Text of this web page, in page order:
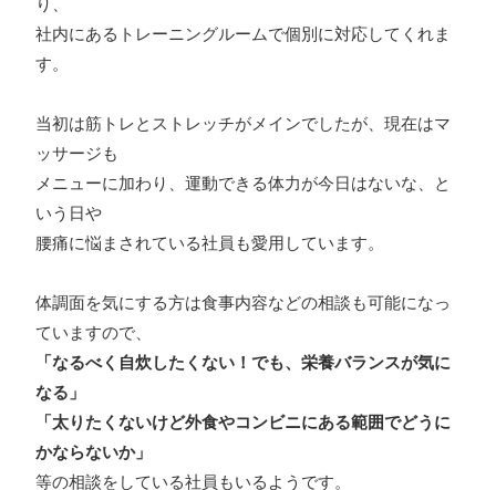
り、
社内にあるトレーニングルームで個別に対応してくれま
す。
当初は筋トレとストレッチがメインでしたが、現在はマ
ッサージも
メニューに加わり、運動できる体力が今日はないな、と
いう日や
腰痛に悩まされている社員も愛用しています。
体調面を気にする方は食事内容などの相談も可能になっ
ていますので、
「なるべく自炊したくない！でも、栄養バランスが気に
なる」
「太りたくないけど外食やコンビニにある範囲でどうに
かならないか」
等の相談をしている社員もいるようです。